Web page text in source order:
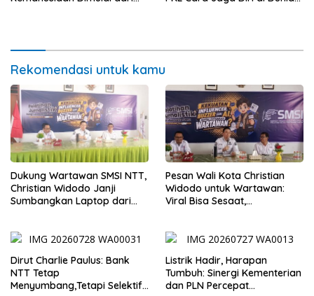
Rekomendasi untuk kamu
Dukung Wartawan SMSI NTT,
Christian Widodo Janji
Sumbangkan Laptop dari
Pesan Wali Kota Christian
Widodo untuk Wartawan:
Viral Bisa Sesaat,
Dirut Charlie Paulus: Bank
NTT Tetap
Menyumbang,Tetapi Selektif
Listrik Hadir, Harapan
Tumbuh: Sinergi Kementerian
dan PLN Percepat